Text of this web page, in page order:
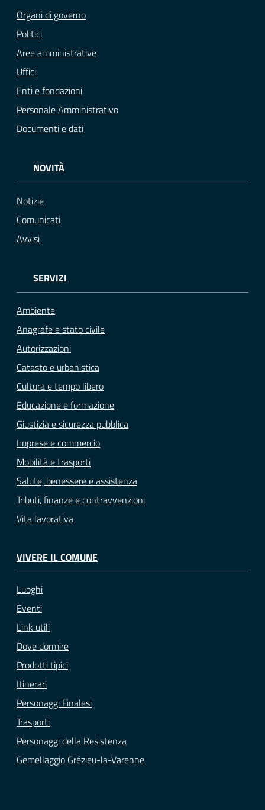
Organi di governo
Politici
Aree amministrative
Uffici
Enti e fondazioni
Personale Amministrativo
Documenti e dati
NOVITÀ
Notizie
Comunicati
Avvisi
SERVIZI
Ambiente
Anagrafe e stato civile
Autorizzazioni
Catasto e urbanistica
Cultura e tempo libero
Educazione e formazione
Giustizia e sicurezza pubblica
Imprese e commercio
Mobilità e trasporti
Salute, benessere e assistenza
Tributi, finanze e contravvenzioni
Vita lavorativa
VIVERE IL COMUNE
Luoghi
Eventi
Link utili
Dove dormire
Prodotti tipici
Itinerari
Personaggi Finalesi
Trasporti
Personaggi della Resistenza
Gemellaggio Grézieu-la-Varenne